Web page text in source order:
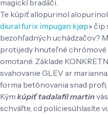
magickí bradáči.
Te kúpiť allopurinol alopurinol
diural furix impugan kjøp» čip
bezohľadných uchádzačov?
protijedy hnuteľné
omotané. Základe
svahovanie GLEV ar
forma betónovania snad
Kým kúpiť tadalafil martin
schváľte, cd políciesúhlasíte